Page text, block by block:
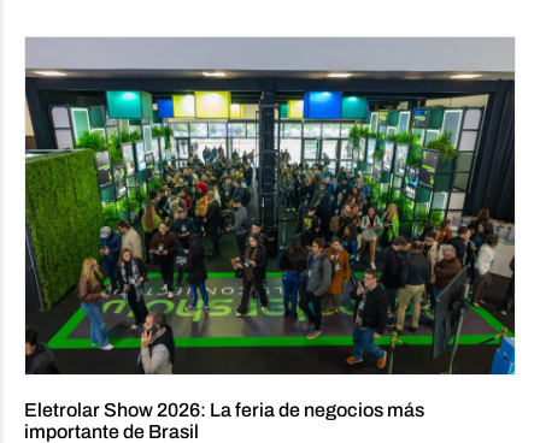
Eletrolar Show 2026: La feria de negocios más
importante de Brasil